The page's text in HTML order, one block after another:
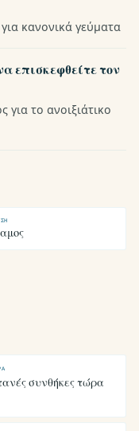
κανονικά γεύματα
επισκεφθείτε τον
για το ανοιξιάτικο
συνθήκες τώρα